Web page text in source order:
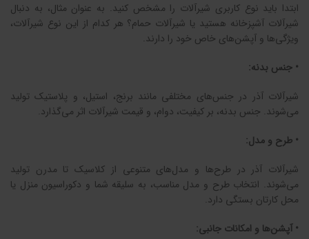
ابتدا باید نوع کاربری شیرآلات را مشخص کنید. به عنوان مثال، به دنبال
شیرآلات آشپزخانه هستید یا شیرآلات حمام؟ هر کدام از این نوع شیرآلات،
ویژگی‌ها و آپشن‌های خاص خود را دارند.
• جنس بدنه:
شیرآلات آذر در جنس‌های مختلفی مانند برنج، استیل، و پلاستیک تولید
می‌شوند. جنس بدنه، بر کیفیت، دوام، و قیمت شیرآلات اثر می‌گذارد.
• طرح و مدل:
شیرآلات آذر در طرح‌ها و مدل‌های متنوعی از کلاسیک تا مدرن تولید
می‌شوند. انتخاب طرح و مدل مناسب، به سلیقه شما و دکوراسیون منزل یا
محل کارتان بستگی دارد.
• آپشن‌ها و امکانات جانبی: